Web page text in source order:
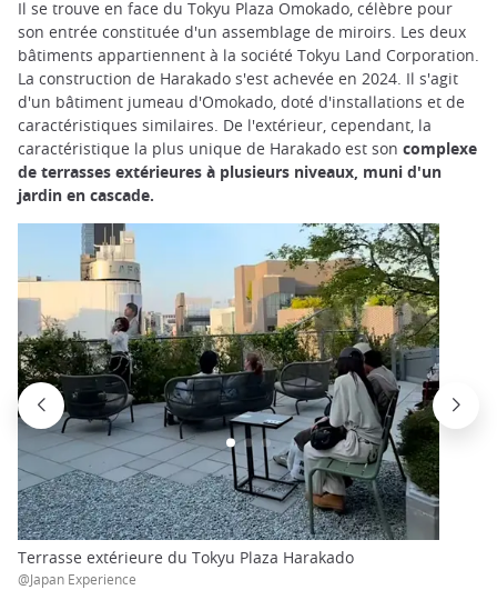
Il se trouve en face du Tokyu Plaza Omokado, célèbre pour
son entrée constituée d'un assemblage de miroirs. Les deux
bâtiments appartiennent à la société Tokyu Land Corporation.
La construction de Harakado s'est achevée en 2024. Il s'agit
d'un bâtiment jumeau d'Omokado, doté d'installations et de
caractéristiques similaires. De l'extérieur, cependant, la
caractéristique la plus unique de Harakado est son complexe
de terrasses extérieures à plusieurs niveaux, muni d'un
jardin en cascade.
Terrasse extérieure du Tokyu Plaza Harakado
@Japan Experience